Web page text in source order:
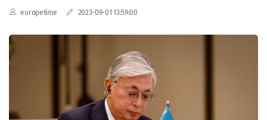
europetime 2023-09-01 13:59:00